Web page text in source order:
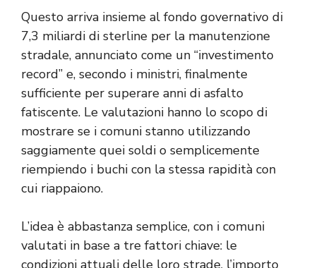
Questo arriva insieme al fondo governativo di
7,3 miliardi di sterline per la manutenzione
stradale, annunciato come un “investimento
record” e, secondo i ministri, finalmente
sufficiente per superare anni di asfalto
fatiscente. Le valutazioni hanno lo scopo di
mostrare se i comuni stanno utilizzando
saggiamente quei soldi o semplicemente
riempiendo i buchi con la stessa rapidità con
cui riappaiono.
L’idea è abbastanza semplice, con i comuni
valutati in base a tre fattori chiave: le
condizioni attuali delle loro strade, l’importo